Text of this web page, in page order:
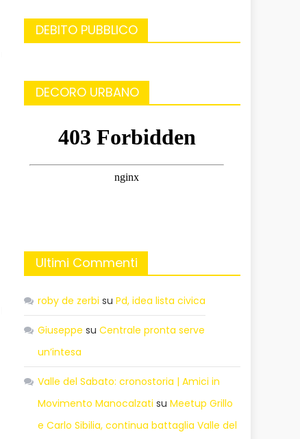
DEBITO PUBBLICO
DECORO URBANO
Ultimi Commenti
roby de zerbi suPd, idea lista civica
Giuseppe suCentrale pronta serve
un’intesa
Valle del Sabato: cronostoria | Amici in
Movimento Manocalzati suMeetup Grillo
e Carlo Sibilia, continua battaglia Valle del